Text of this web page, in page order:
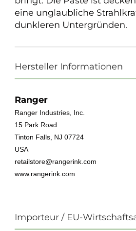
eine unglaubliche
dunkleren Untergründen.
Hersteller Informationen
Ranger
Ranger Industries, Inc.
15 Park Road
Tinton Falls, NJ 07724
USA
retailstore@rangerink.com
www.rangerink.com
Importeur / EU-